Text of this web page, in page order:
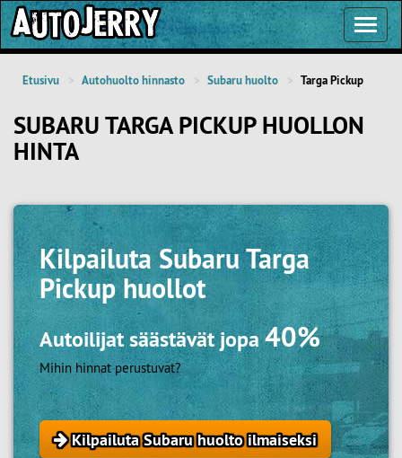
Etusivu Autohuolto hinnasto Subaru huolto Targa Pickup
SUBARU TARGA PICKUP HUOLLON
HINTA
KilpailutaSubaru Targa
Pickup huollot
Autoilijat säästävät jopa40%
Mihin hinnat perustuvat?
Kilpailuta Subaru huolto ilmaiseksi